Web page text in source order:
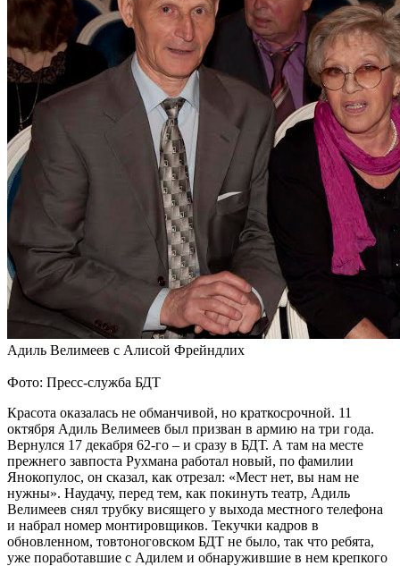
Адиль Велимеев с Алисой Фрейндлих
Фото: Пресс-служба БДТ
Красота оказалась не обманчивой, но краткосрочной. 11
октября Адиль Велимеев был призван в армию на три года.
Вернулся 17 декабря 62-го – и сразу в БДТ. А там на месте
прежнего завпоста Рухмана работал новый, по фамилии
Янокопулос, он сказал, как отрезал: «Мест нет, вы нам не
нужны». Наудачу, перед тем, как покинуть театр, Адиль
Велимеев снял трубку висящего у выхода местного телефона
и набрал номер монтировщиков. Текучки кадров в
обновленном, товтоноговском БДТ не было, так что ребята,
уже поработавшие с Адилем и обнаружившие в нем крепкого